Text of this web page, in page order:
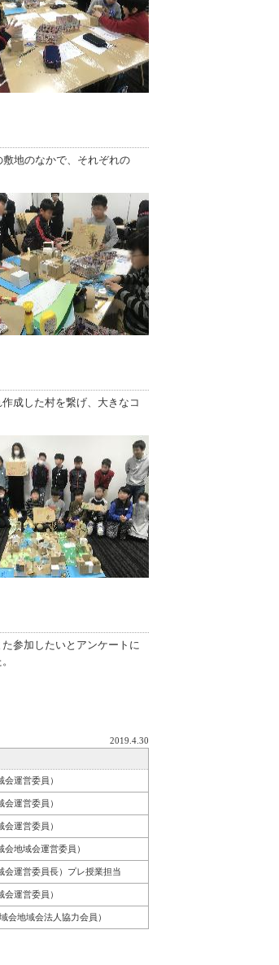
地のなかで、それぞれの
成した村を繋げ、大きなコ
参加したいとアンケートに
2019.4.30
運営委員）
運営委員）
運営委員）
会地域会運営委員）
会運営委員長）プレ授業担当
運営委員）
会地域会法人協力会員）